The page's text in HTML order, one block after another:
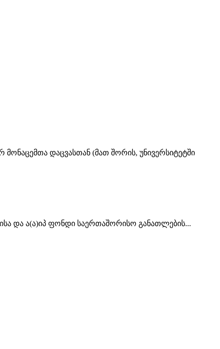
დაცვასთან (მათ შორის, უნივერსიტეტში
და ა(ა)იპ ფონდი საერთაშორისო განათლების...